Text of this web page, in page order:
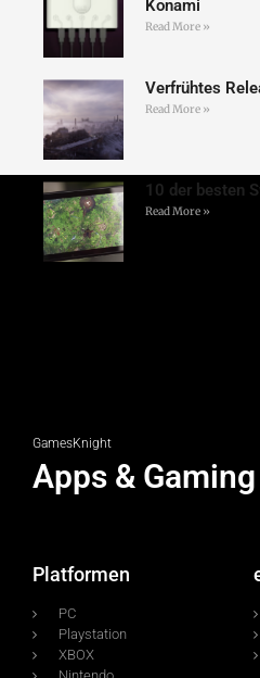
Konami
Read More »
Verfrühtes
Read More »
10 der besten
Read More »
GamesKnight
Apps & Gaming
Platformen
PC
Playstation
XBOX